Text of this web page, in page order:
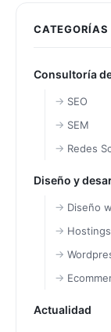
CATEGORÍAS
Consultoría
SEO
SEM
Redes
Diseño y
Diseño
Actualidad